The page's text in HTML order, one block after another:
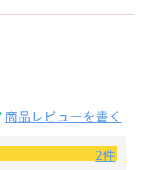
商品レビューを書く
2件